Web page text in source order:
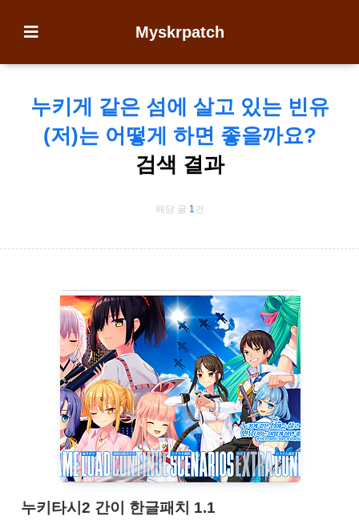
Myskrpatch
누키게 같은 섬에 살고 있는 빈유
(저)는 어떻게 하면 좋을까요?
검색 결과
해당 글 1건
누키타시2 간이 한글패치 1.1